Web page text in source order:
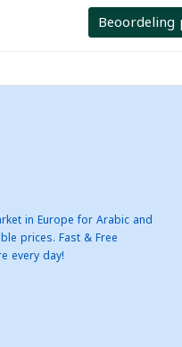
Beoordeling
in Europe for Arabic and
prices. Fast & Free
every day!